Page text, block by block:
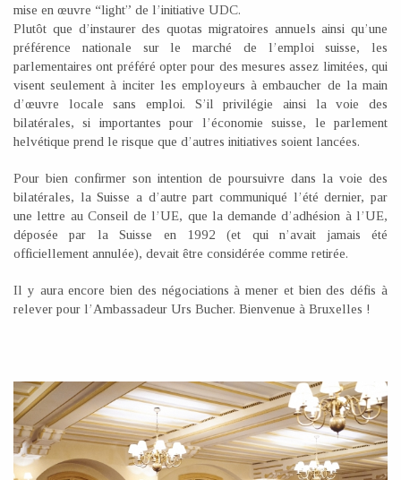
mise en œuvre “light” de l’initiative UDC.
Plutôt que d’instaurer des quotas migratoires annuels ainsi qu’une
préférence nationale sur le marché de l’emploi suisse, les
parlementaires ont préféré opter pour des mesures assez limitées, qui
visent seulement à inciter les employeurs à embaucher de la main
d’œuvre locale sans emploi. S’il privilégie ainsi la voie des
bilatérales, si importantes pour l’économie suisse, le parlement
helvétique prend le risque que d’autres initiatives soient lancées.
Pour bien confirmer son intention de poursuivre dans la voie des
bilatérales, la Suisse a d’autre part communiqué l’été dernier, par
une lettre au Conseil de l’UE, que la demande d’adhésion à l’UE,
déposée par la Suisse en 1992 (et qui n’avait jamais été
officiellement annulée), devait être considérée comme retirée.
Il y aura encore bien des négociations à mener et bien des défis à
relever pour l’Ambassadeur Urs Bucher. Bienvenue à Bruxelles !